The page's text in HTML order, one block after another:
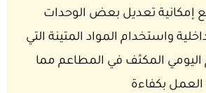
إمكانية تعديل بعض الوحدات
واستخدام المواد المتينة التي
اليومي المكثف في المطاعم مما
بكفاءة